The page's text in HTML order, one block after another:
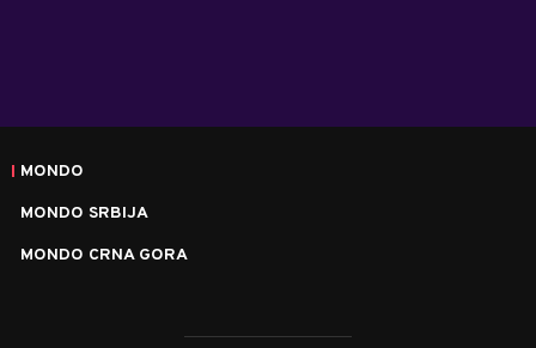
MONDO
MONDO SRBIJA
MONDO CRNA GORA